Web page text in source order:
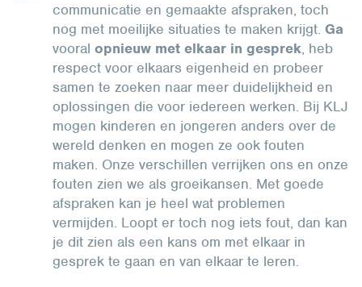
communicatie en gemaakte afspraken, toch
nog met moeilijke situaties te maken krijgt. Ga
vooral opnieuw met elkaar in gesprek, heb
respect voor elkaars eigenheid en probeer
samen te zoeken naar meer duidelijkheid en
oplossingen die voor iedereen werken. Bij KLJ
mogen kinderen en jongeren anders over de
wereld denken en mogen ze ook fouten
maken. Onze verschillen verrijken ons en onze
fouten zien we als groeikansen. Met goede
afspraken kan je heel wat problemen
vermijden. Loopt er toch nog iets fout, dan kan
je dit zien als een kans om met elkaar in
gesprek te gaan en van elkaar te leren.